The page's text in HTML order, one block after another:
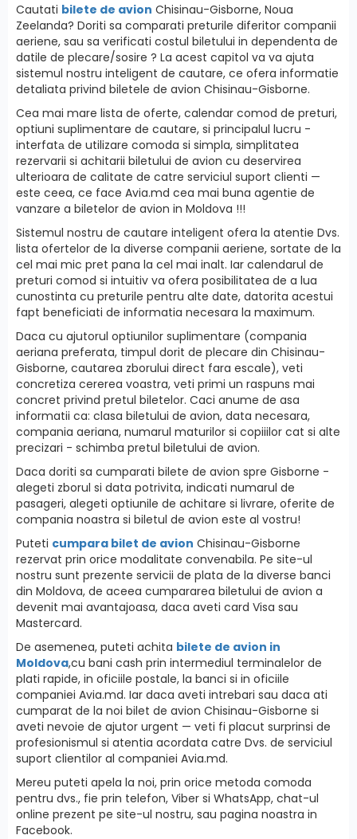
Cautati bilete de avion Chisinau-Gisborne, Noua
Zeelanda? Doriti sa comparati preturile diferitor companii
aeriene, sau sa verificati costul biletului in dependenta de
datile de plecare/sosire ? La acest capitol va va ajuta
sistemul nostru inteligent de cautare, ce ofera informatie
detaliata privind biletele de avion Chisinau-Gisborne.
Cea mai mare lista de oferte, calendar comod de preturi,
optiuni suplimentare de cautare, si principalul lucru -
interfatа de utilizare comoda si simpla, simplitatea
rezervarii si achitarii biletului de avion cu deservirea
ulterioara de calitate de catre serviciul suport clienti —
este ceea, ce face Avia.md cea mai buna agentie de
vanzare a biletelor de avion in Moldova !!!
Sistemul nostru de cautare inteligent ofera la atentie Dvs.
lista ofertelor de la diverse companii aeriene, sortate de la
cel mai mic pret pana la cel mai inalt. Iar calendarul de
preturi comod si intuitiv va ofera posibilitatea de a lua
cunostinta cu preturile pentru alte date, datorita acestui
fapt beneficiati de informatia necesara la maximum.
Daca cu ajutorul optiunilor suplimentare (compania
aeriana preferata, timpul dorit de plecare din Chisinau-
Gisborne, cautarea zborului direct fara escale), veti
concretiza cererea voastra, veti primi un raspuns mai
concret privind pretul biletelor. Caci anume de asa
informatii ca: clasa biletului de avion, data necesara,
compania aeriana, numarul maturilor si copiiilor cat si alte
precizari - schimba pretul biletului de avion.
Daca doriti sa cumparati bilete de avion spre Gisborne -
alegeti zborul si data potrivita, indicati numarul de
pasageri, alegeti optiunile de achitare si livrare, oferite de
compania noastra si biletul de avion este al vostru!
Puteti cumpara bilet de avion Chisinau-Gisborne
rezervat prin orice modalitate convenabila. Pe site-ul
nostru sunt prezente servicii de plata de la diverse banci
din Moldova, de aceea cumpararea biletului de avion a
devenit mai avantajoasa, daca aveti card Visa sau
Mastercard.
De asemenea, puteti achita bilete de avion in
Moldova,cu bani cash prin intermediul terminalelor de
plati rapide, in oficiile postale, la banci si in oficiile
companiei Avia.md. Iar daca aveti intrebari sau daca ati
cumparat de la noi bilet de avion Chisinau-Gisborne si
aveti nevoie de ajutor urgent — veti fi placut surprinsi de
profesionismul si atentia acordata catre Dvs. de serviciul
suport clientilor al companiei Avia.md.
Mereu puteti apela la noi, prin orice metoda comoda
pentru dvs., fie prin telefon, Viber si WhatsApp, chat-ul
online prezent pe site-ul nostru, sau pagina noastra in
Facebook.